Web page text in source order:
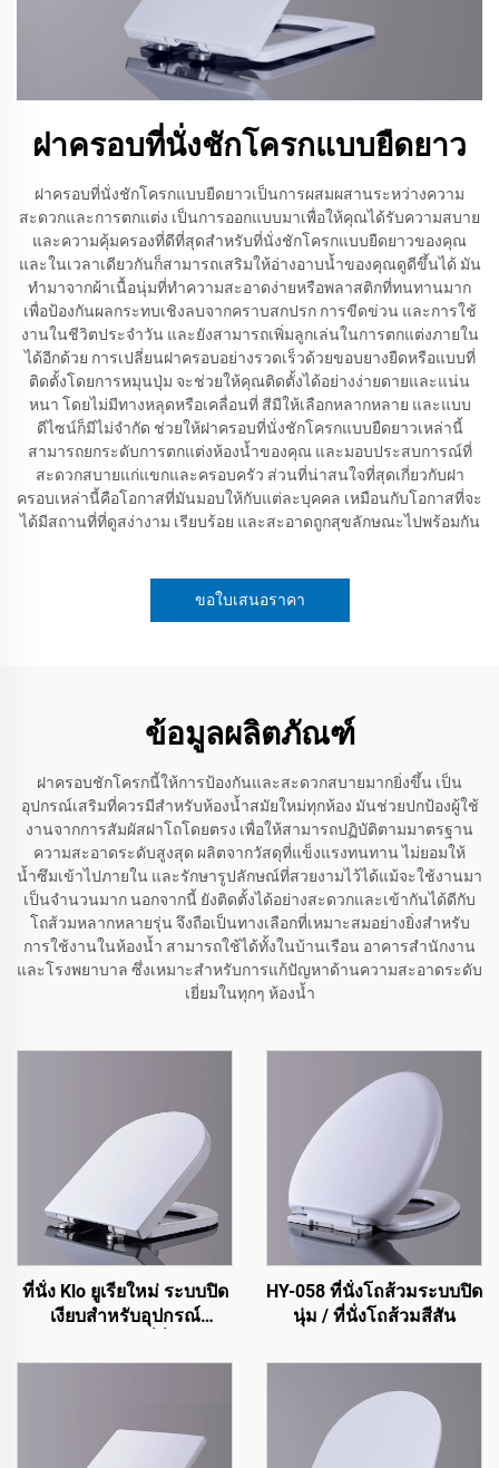
ฝาครอบที่นั่งชักโครกแบบยืดยาว
ฝาครอบที่นั่งชักโครกแบบยืดยาวเป็นการผสมผสานระหว่างความ
สะดวกและการตกแต่ง เป็นการออกแบบมาเพื่อให้คุณได้รับความสบาย
และความคุ้มครองที่ดีที่สุดสำหรับที่นั่งชักโครกแบบยืดยาวของคุณ
และในเวลาเดียวกันก็สามารถเสริมให้อ่างอาบน้ำของคุณดูดีขึ้นได้ มัน
ทำมาจากผ้าเนื้อนุ่มที่ทำความสะอาดง่ายหรือพลาสติกที่ทนทานมาก
เพื่อป้องกันผลกระทบเชิงลบจากคราบสกปรก การขีดข่วน และการใช้
งานในชีวิตประจำวัน และยังสามารถเพิ่มลูกเล่นในการตกแต่งภายใน
ได้อีกด้วย การเปลี่ยนฝาครอบอย่างรวดเร็วด้วยขอบยางยืดหรือแบบที่
ติดตั้งโดยการหมุนปุ่ม จะช่วยให้คุณติดตั้งได้อย่างง่ายดายและแน่น
หนา โดยไม่มีทางหลุดหรือเคลื่อนที่ สีมีให้เลือกหลากหลาย และแบบ
ดีไซน์ก็มีไม่จำกัด ช่วยให้ฝาครอบที่นั่งชักโครกแบบยืดยาวเหล่านี้
สามารถยกระดับการตกแต่งห้องน้ำของคุณ และมอบประสบการณ์ที่
สะดวกสบายแก่แขกและครอบครัว ส่วนที่น่าสนใจที่สุดเกี่ยวกับฝา
ครอบเหล่านี้คือโอกาสที่มันมอบให้กับแต่ละบุคคล เหมือนกับโอกาสที่จะ
ได้มีสถานที่ที่ดูสง่างาม เรียบร้อย และสะอาดถูกสุขลักษณะไปพร้อมกัน
ขอใบเสนอราคา
ข้อมูลผลิตภัณฑ์
ฝาครอบชักโครกนี้ให้การป้องกันและสะดวกสบายมากยิ่งขึ้น เป็น
อุปกรณ์เสริมที่ควรมีสำหรับห้องน้ำสมัยใหม่ทุกห้อง มันช่วยปกป้องผู้ใช้
งานจากการสัมผัสฝาโถโดยตรง เพื่อให้สามารถปฏิบัติตามมาตรฐาน
ความสะอาดระดับสูงสุด ผลิตจากวัสดุที่แข็งแรงทนทาน ไม่ยอมให้
น้ำซึมเข้าไปภายใน และรักษารูปลักษณ์ที่สวยงามไว้ได้แม้จะใช้งานมา
เป็นจำนวนมาก นอกจากนี้ ยังติดตั้งได้อย่างสะดวกและเข้ากันได้ดีกับ
โถส้วมหลากหลายรุ่น จึงถือเป็นทางเลือกที่เหมาะสมอย่างยิ่งสำหรับ
การใช้งานในห้องน้ำ สามารถใช้ได้ทั้งในบ้านเรือน อาคารสำนักงาน
และโรงพยาบาล ซึ่งเหมาะสำหรับการแก้ปัญหาด้านความสะอาดระดับ
เยี่ยมในทุกๆ ห้องน้ำ
ที่นั่ง Klo ยูเรียใหม่ ระบบปิด
เงียบสำหรับอุปกรณ์
สำหรับโคลเซต
HY-058 ที่นั่งโถส้วมระบบปิด
นุ่ม / ที่นั่งโถส้วมสีสัน